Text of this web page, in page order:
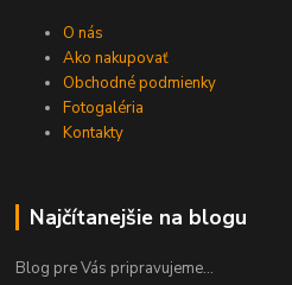
O nás
Ako nakupovať
Obchodné podmienky
Fotogaléria
Kontakty
Najčítanejšie na blogu
Blog pre Vás pripravujeme...